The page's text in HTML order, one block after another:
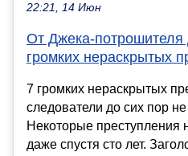
22:21, 14 Июн
От Джека-потрошителя
громких нераскрытых
7 громких нераскрытых
следователи до сих пор
Некоторые преступления
даже спустя сто лет.